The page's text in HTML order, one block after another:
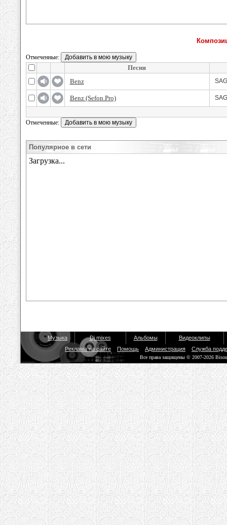
Отмеченные:
Песня
Benz
Benz (Sefon.Pro)
Отмеченные:
Популярное в сети
Музыка Dj mixes Альбомы
Видеоклипы
Реклама на сайте
Помощь Администрация Служба
Все права защищены © 2007-2026